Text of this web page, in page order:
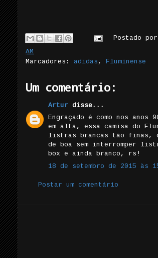
Postado por
AM
Marcadores: adidas , Fluminense
Um comentário:
Artur disse...
Engraçado é como nos anos
em alta, essa camisa do
listras brancas tão finas,
de boa sem interromper
box e ainda branco, rs!
18 de setembro de 2015 às
Postar um comentário